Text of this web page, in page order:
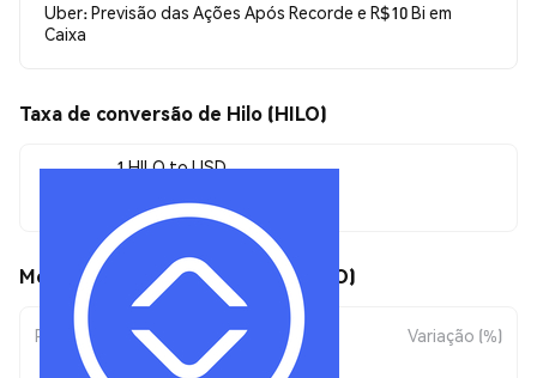
Uber: Previsão das Ações Após Recorde e R$10 Bi em
Caixa
Taxa de conversão de Hilo (HILO)
1 HILO to USD
$0.00446663
Movimentos de preço de Hilo (HILO)
Período Variação do Valor Variação (%)